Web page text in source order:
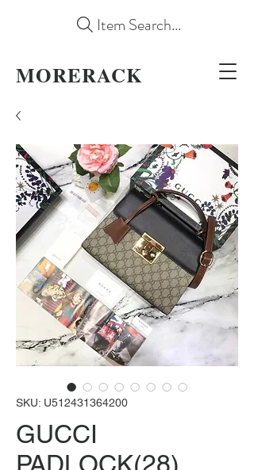
MORERACK
Item Search...
SKU: U512431364200
GUCCI
PADLOCK(28)